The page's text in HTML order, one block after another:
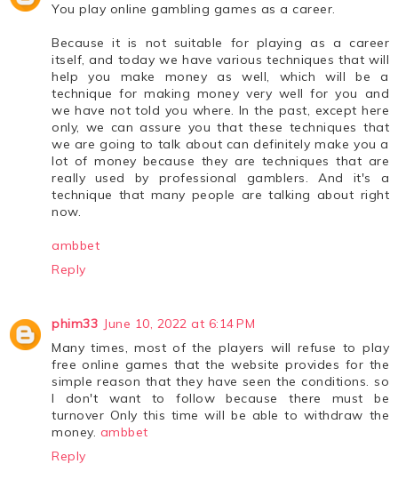
You play online gambling games as a career.
Because it is not suitable for playing as a career
itself, and today we have various techniques that will
help you make money as well, which will be a
technique for making money very well for you and
we have not told you where. In the past, except here
only, we can assure you that these techniques that
we are going to talk about can definitely make you a
lot of money because they are techniques that are
really used by professional gamblers. And it's a
technique that many people are talking about right
now.
ambbet
Reply
phim33 June 10, 2022 at 6:14 PM
Many times, most of the players will refuse to play
free online games that the website provides for the
simple reason that they have seen the conditions. so
I don't want to follow because there must be
turnover Only this time will be able to withdraw the
money. ambbet
Reply